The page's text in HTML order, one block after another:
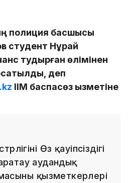
полиция басшысы
студент Нұрай
тудырған өлімінен
деп
ІІМ баспасөз қызметіне
Өз қауіпсіздігі
аудандық
қызметкерлері